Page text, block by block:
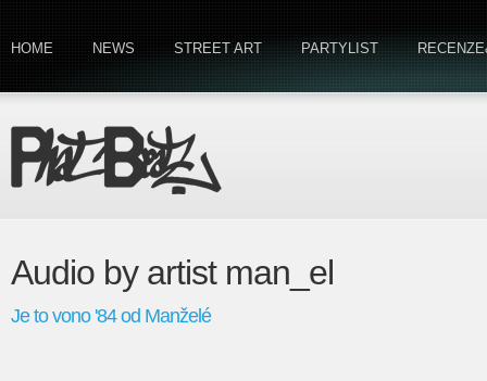
HOME NEWS STREET ART PARTYLIST
Audio by artist man_el
Je to vono '84 od Manželé